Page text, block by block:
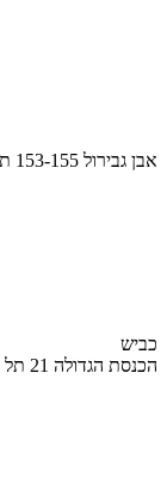
כביש
הכנסת הגדולה 21 תל אביב, קידוח פיאזומטר לעומק 13 מטר